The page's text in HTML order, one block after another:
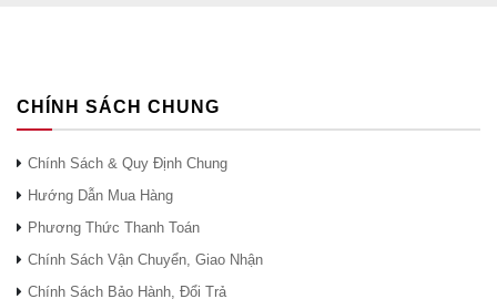
CHÍNH SÁCH CHUNG
Chính Sách & Quy Định Chung
Hướng Dẫn Mua Hàng
Phương Thức Thanh Toán
Chính Sách Vận Chuyển, Giao Nhận
Chính Sách Bảo Hành, Đổi Trả